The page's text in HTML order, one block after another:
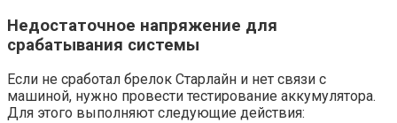
Недостаточное напряжение для
срабатывания системы
Если не сработал брелок Старлайн и нет связи с
машиной, нужно провести тестирование аккумулятора.
Для этого выполняют следующие действия: